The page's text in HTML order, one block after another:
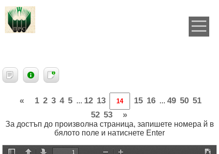
« 1 2 3 4 5 ... 12 13 15 16 ... 49 50 51
52 53 »
За достъп до произволна страница, запишете номера й в
бялото поле и натиснете Enter